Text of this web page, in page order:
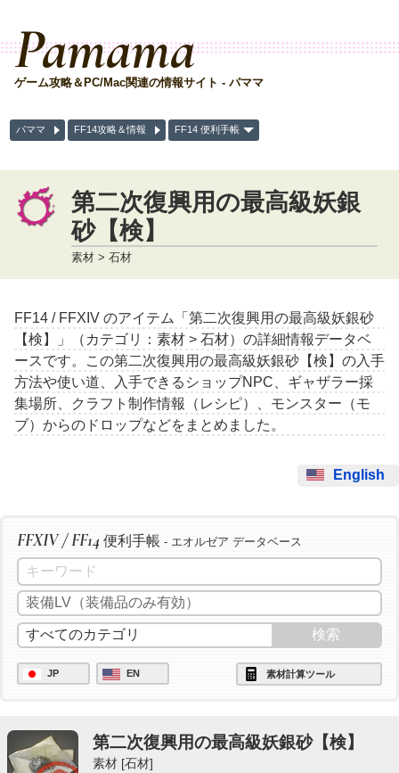
Pamama
ゲーム攻略＆PC/Mac関連の情報サイト - パママ
パママ FF14攻略＆情報 FF14 便利手帳
第二次復興用の最高級妖銀
砂【検】
素材 > 石材
FF14 / FFXIV のアイテム「第二次復興用の最高級妖銀砂
【検】」（カテゴリ：素材 > 石材）の詳細情報データベ
ースです。この第二次復興用の最高級妖銀砂【検】の入手
方法や使い道、入手できるショップNPC、ギャザラー採
集場所、クラフト制作情報（レシピ）、モンスター（モ
ブ）からのドロップなどをまとめました。
English
FFXIV / FF14 便利手帳 - エオルゼア データベース
JP EN 素材計算ツール
第二次復興用の最高級妖銀砂【検】
素材 [石材]